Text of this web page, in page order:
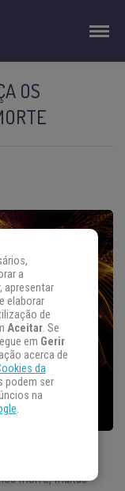
OS
humanos
morre, muitas
a
apresentar
elaborar
de
Aceitar. Se
em Gerir
acerca de
da
podem ser
na
.